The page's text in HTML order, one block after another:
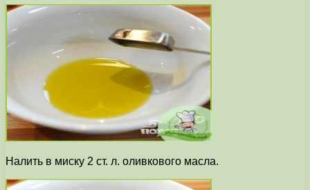
Налить в миску 2 ст. л. оливкового масла.